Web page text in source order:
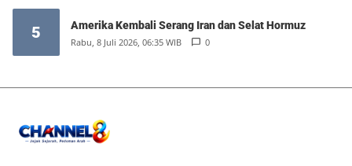
5 Amerika Kembali Serang Iran dan Selat Hormuz
Rabu, 8 Juli 2026, 06:35 WIB 0